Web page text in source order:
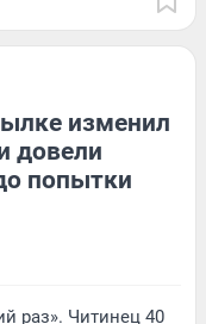
изменил
довели
попытки
раз». Читинец 40